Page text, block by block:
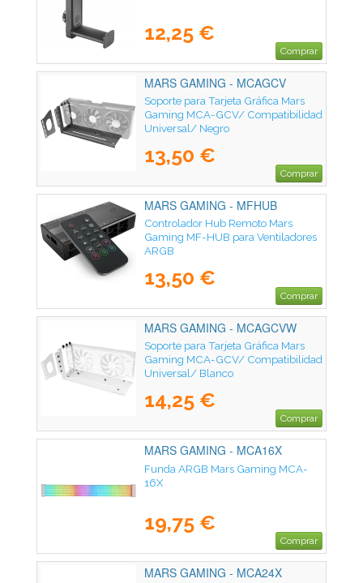
12,25 €
Comprar
MARS GAMING - MCAGCV
Soporte para Tarjeta Gráfica Mars
Gaming MCA-GCV/ Compatibilidad
Universal/ Negro
13,50 €
Comprar
MARS GAMING - MFHUB
Controlador Hub Remoto Mars
Gaming MF-HUB para Ventiladores
ARGB
13,50 €
Comprar
MARS GAMING - MCAGCVW
Soporte para Tarjeta Gráfica Mars
Gaming MCA-GCV/ Compatibilidad
Universal/ Blanco
14,25 €
Comprar
MARS GAMING - MCA16X
Funda ARGB Mars Gaming MCA-
16X
19,75 €
Comprar
MARS GAMING - MCA24X